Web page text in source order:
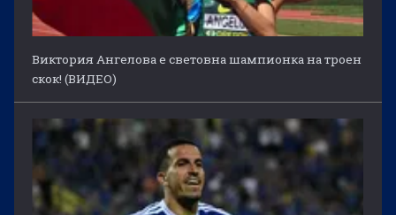
Виктория Ангелова е световна шампионка на троен
скок! (ВИДЕО)